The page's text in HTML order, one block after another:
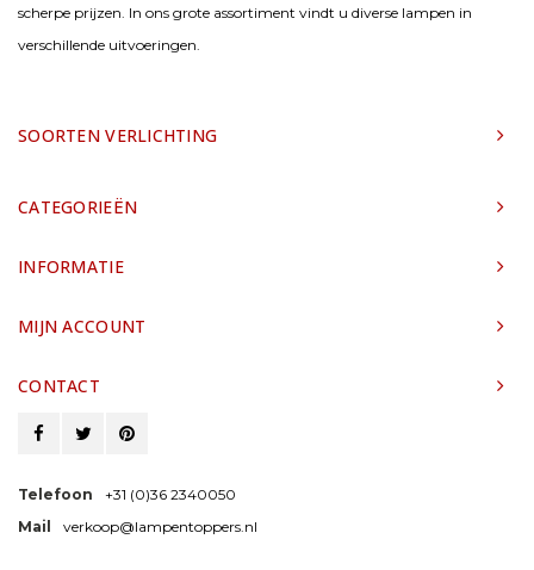
scherpe prijzen. In ons grote assortiment vindt u diverse lampen in
verschillende uitvoeringen.
SOORTEN VERLICHTING
CATEGORIEËN
INFORMATIE
MIJN ACCOUNT
CONTACT
Telefoon
+31 (0)36 2340050
Mail
verkoop@lampentoppers.nl